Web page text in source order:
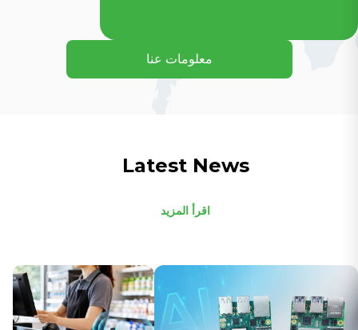
معلومات عنا
Latest News
اقرأ المزيد